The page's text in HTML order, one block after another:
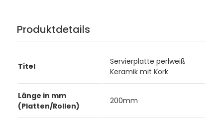
Produktdetails
Titel
Servierplatte perlweiß
Keramik mit Kork
Länge in mm
(Platten/Rollen)
200mm